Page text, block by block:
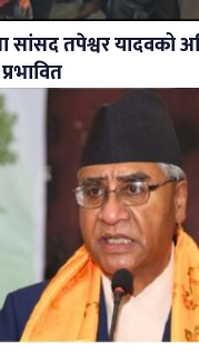
सांसद तपेश्वर यादवको